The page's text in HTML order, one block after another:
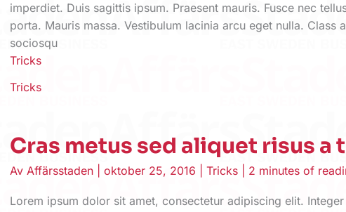
imperdiet. Duis sagittis ipsum. Praesent mauris. Fusce nec
porta. Mauris massa. Vestibulum lacinia arcu eget nulla. Class
sociosqu
Tricks
Tricks
Cras metus sed aliquet risus a
Av Affärsstaden |oktober 25, 2016 |Tricks 2 minutes of
Lorem ipsum dolor sit amet, consectetur adipiscing elit.